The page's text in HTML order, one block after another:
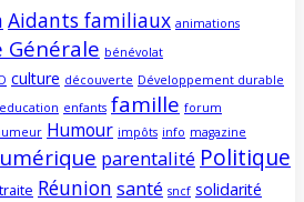
Aidants familiaux animations
Générale bénévolat
culture découverte Développement durable
education enfants famille forum
Humour impôts info magazine
parentalité Politique
Réunion santé sncf solidarité